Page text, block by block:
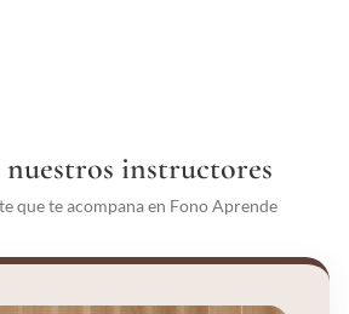
nuestros instructores
que te acompana en Fono Aprende